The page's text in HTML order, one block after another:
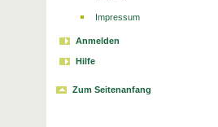
Impressum
Anmelden
Hilfe
Zum Seitenanfang